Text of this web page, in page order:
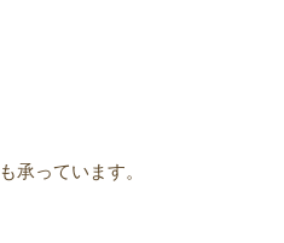
っています。